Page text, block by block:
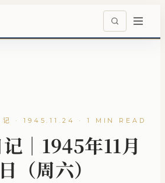
记 · 1945.11.24 · 1 MIN READ
｜1945年11月
（周六）